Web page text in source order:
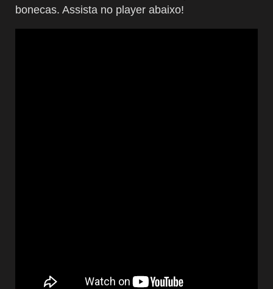
bonecas. Assista no player abaixo!